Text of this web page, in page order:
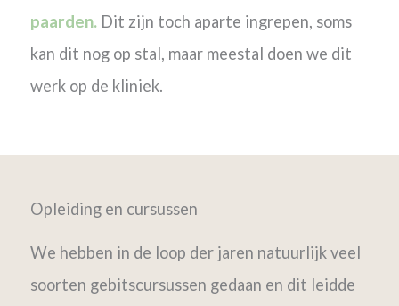
paarden.Dit zijn toch aparte ingrepen, soms
kan dit nog op stal, maar meestal doen we dit
werk op de kliniek.
Opleiding en cursussen
We hebben in de loop der jaren natuurlijk veel
soorten gebitscursussen gedaan en dit leidde